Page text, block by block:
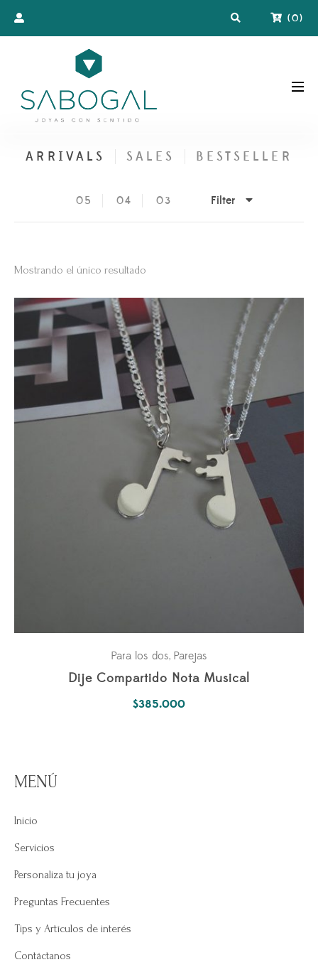
(0)
ARRIVALS SALES BESTSELLER
05 04 03 Filter
Mostrando el único resultado
Para los dos, Parejas
Dije Compartido Nota Musical
$385.000
MENÚ
Inicio
Servicios
Personaliza tu joya
Preguntas Frecuentes
Tips y Artículos de interés
Contáctanos